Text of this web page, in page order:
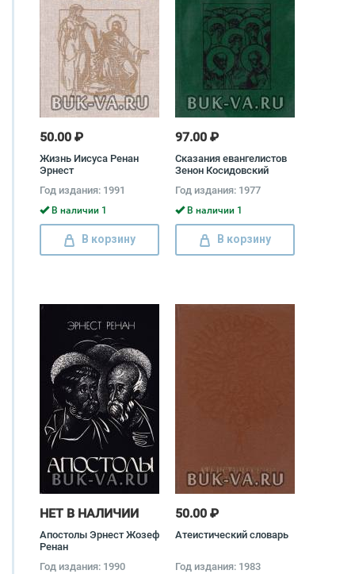
50.00 ₽
Жизнь Иисуса Ренан
Эрнест
Год издания: 1991
В наличии 1
В корзину
97.00 ₽
Сказания евангелистов
Зенон Косидовский
Год издания: 1977
В наличии 1
В корзину
НЕТ В НАЛИЧИИ
Апостолы Эрнест Жозеф
Ренан
Год издания: 1990
50.00 ₽
Атеистический словарь
Год издания: 1983